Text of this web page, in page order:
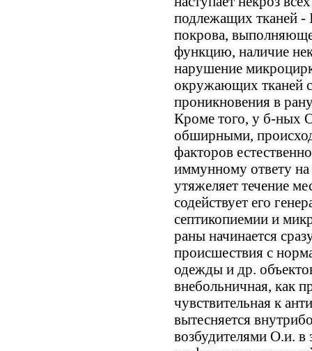
подлежащих тканей -
покрова,
функцию, наличие
нарушение
окружающих тканей
проникновения в
Кроме того, у б-ных
обширными,
факторов
иммунному ответу
утяжеляет течение
содействует его
септикопиемии и
раны начинается
происшествия с
одежды и др.
внебольничная, как
чувствительная к
вытесняется
возбудителями О.и. в